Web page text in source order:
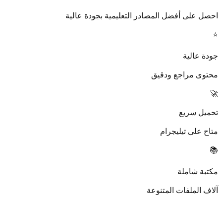
احصل على أفضل المصادر التعليمية بجودة عالية
⭐
جودة عالية
محتوى مراجع ودقيق
🚀
تحميل سريع
متاح على تيليجرام
📚
مكتبة شاملة
آلاف الملفات المتنوعة